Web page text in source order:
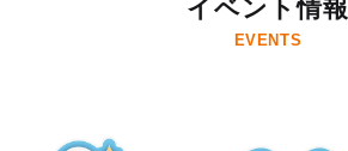
イベント情報
EVENTS